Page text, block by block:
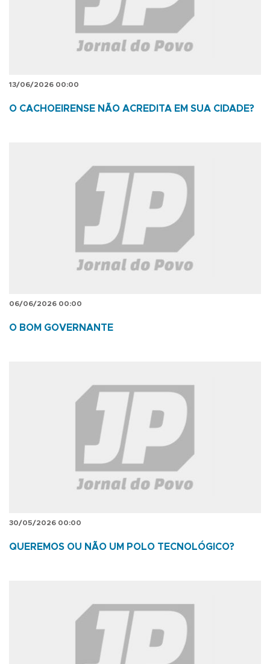
13/06/2026 00:00
O CACHOEIRENSE NÃO ACREDITA EM SUA CIDADE?
06/06/2026 00:00
O BOM GOVERNANTE
30/05/2026 00:00
QUEREMOS OU NÃO UM POLO TECNOLÓGICO?